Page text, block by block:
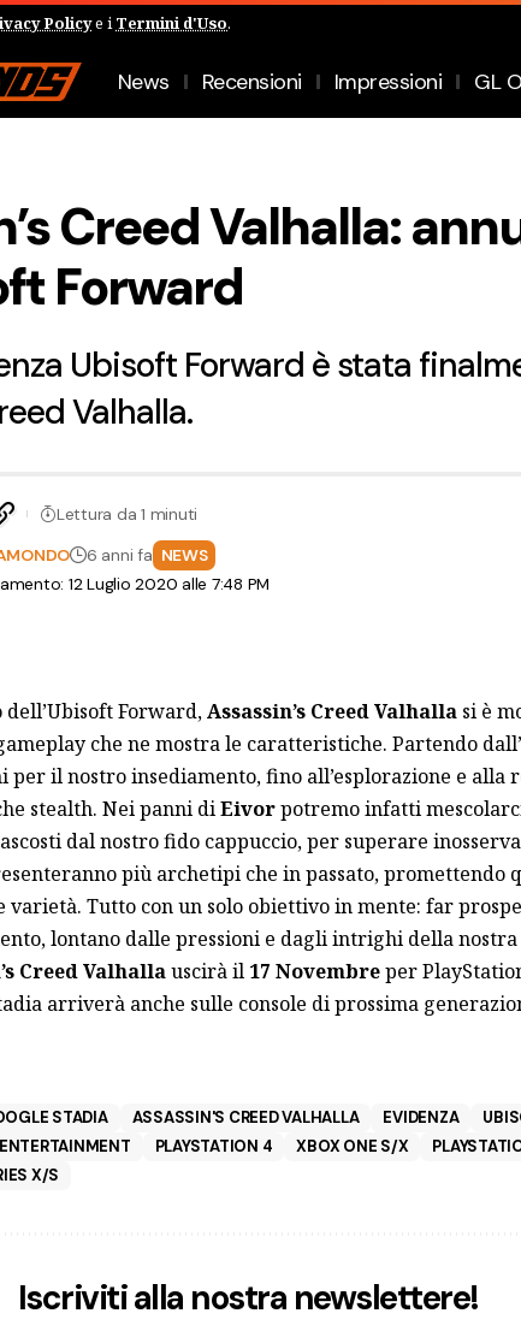
Policye i Termini d'Uso.
News Recensioni Impressioni GL
Creed Valhalla:
Forward
Ubisoft Forward è stata
Valhalla.
12 Luglio 2020 alle 7:48 PM
6 anni fa NEWS
Lettura da 1 minuti
dell’Ubisoft Forward,Assassin’s Creed Valhallasi è
che ne mostra le caratteristiche. Partendo
per il nostro insediamento, fino all’esplorazione e alla
stealth. Nei panni diEivorpotremo infatti
dal nostro fido cappuccio, per superare
più archetipi che in passato, promettendo
varietà. Tutto con un solo obiettivo in mente: far
lontano dalle pressioni e dagli intrighi della
Creed Valhallauscirà il 17 Novembreper
arriverà anche sulle console di prossima
STADIA ASSASSIN'S CREED VALHALLA EVIDENZA
PLAYSTATION 4 XBOX ONE S/X
X/S
Iscriviti alla nostra newslettere!